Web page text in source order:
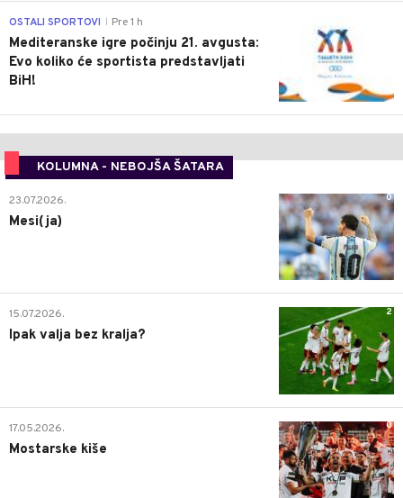
OSTALI SPORTOVI Pre 1 h
Mediteranske igre počinju 21. avgusta:
Evo koliko će sportista predstavljati
BiH!
KOLUMNA - NEBOJŠA ŠATARA
0
23.07.2026.
Mesi(ja)
2
15.07.2026.
Ipak valja bez kralja?
0
17.05.2026.
Mostarske kiše